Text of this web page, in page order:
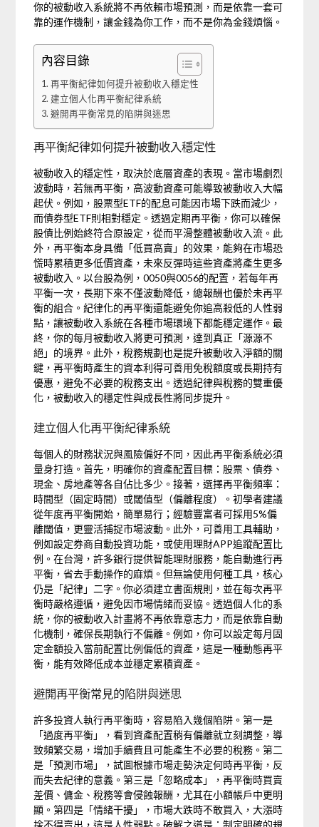
你的被動收入系統將不再依賴市場預測，而是依靠一套可
靠的運作機制，讓金錢為你工作，而不是你為金錢煩惱。
內容目錄
再平衡紀律如何提升被動收入穩定性
建立個人化再平衡紀律系統
避開再平衡常見的陷阱與迷思
再平衡紀律如何提升被動收入穩定性
被動收入的穩定性，取決於底層資產的表現。當市場劇烈
波動時，若無再平衡，高波動資產可能導致被動收入大幅
起伏。例如，股票型ETF的配息可能因市場下跌而減少，
而債券型ETF則相對穩定。透過定期再平衡，你可以確保
股債比例始終符合原設定，從而平滑整體被動收入流。此
外，再平衡本身具備「低買高賣」的效果，能夠在市場恐
慌時累積更多低價資產，未來反彈時這些資產將產生更多
被動收入。以台股為例，0050與0056的配置，若每年再
平衡一次，長期下來不僅波動降低，總報酬也優於未再平
衡的組合。紀律化的再平衡還能避免你追高殺低的人性弱
點，讓被動收入系統在各種市場環境下都能穩定運作。最
終，你的每月被動收入將更可預測，達到真正「源源不
絕」的境界。此外，稅務規劃也是提升被動收入淨額的關
鍵，再平衡時產生的資本利得可善用免稅額度或長期持有
優惠，避免不必要的稅務支出。透過紀律與稅務的雙重優
化，被動收入的穩定性與成長性將同步提升。
建立個人化再平衡紀律系統
每個人的財務狀況與風險偏好不同，因此再平衡系統必須
量身打造。首先，明確你的資產配置目標：股票、債券、
現金、房地產等各自佔比多少。接著，選擇再平衡頻率：
時間型（固定時間）或閾值型（偏離程度）。初學者建議
從年度再平衡開始，簡單易行；經驗豐富者可採用5%偏
離閾值，更靈活捕捉市場波動。此外，可善用工具輔助，
例如設定券商自動投資功能，或使用理財APP追蹤配置比
例。在台灣，許多銀行提供智能理財服務，能自動進行再
平衡，省去手動操作的麻煩。但無論使用何種工具，核心
仍是「紀律」二字。你必須建立書面規則，並在每次再平
衡時嚴格遵循，避免因市場情緒而妥協。透過個人化的系
統，你的被動收入計畫將不再依靠意志力，而是依靠自動
化機制，確保長期執行不偏離。例如，你可以設定每月固
定金額投入當前配置比例偏低的資產，這是一種動態再平
衡，能有效降低成本並穩定累積資產。
避開再平衡常見的陷阱與迷思
許多投資人執行再平衡時，容易陷入幾個陷阱。第一是
「過度再平衡」，看到資產配置稍有偏離就立刻調整，導
致頻繁交易，增加手續費且可能產生不必要的稅務。第二
是「預測市場」，試圖根據市場走勢決定何時再平衡，反
而失去紀律的意義。第三是「忽略成本」，再平衡時買賣
差價、傭金、稅務等會侵蝕報酬，尤其在小額帳戶中更明
顯。第四是「情緒干擾」，市場大跌時不敢買入，大漲時
捨不得賣出，這是人性弱點。破解之道是：制定明確的規